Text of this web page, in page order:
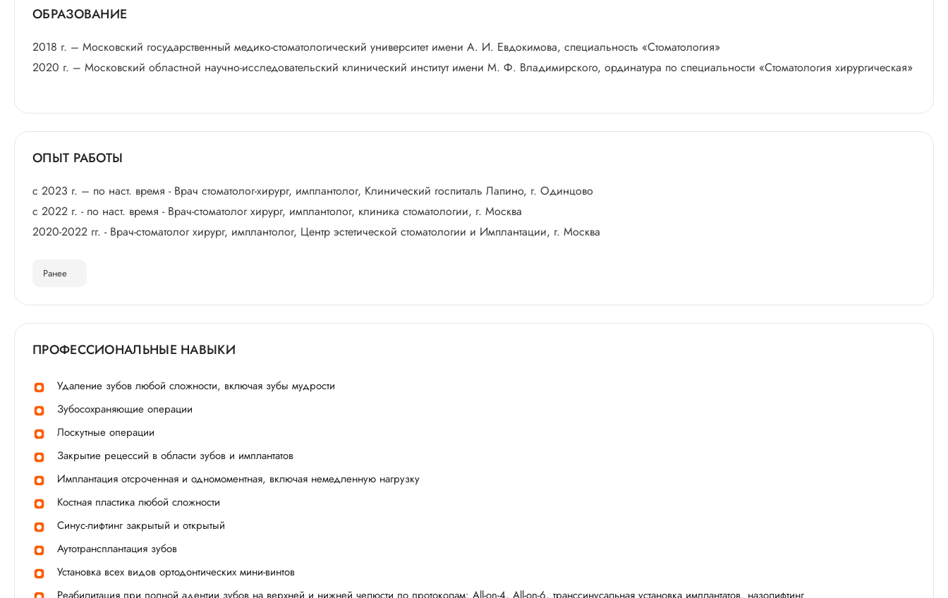
ОБРАЗОВАНИЕ
2018 г. – Московский государственный медико-стоматологический университет имени А. И. Евдокимова, специальность «Стоматология»
2020 г. – Московский областной научно-исследовательский клинический институт имени М. Ф. Владимирского, ординатура по специальности «Стоматология хирургическая»
ОПЫТ РАБОТЫ
с 2023 г. – по наст. время - Врач стоматолог-хирург, имплантолог, Клинический госпиталь Лапино, г. Одинцово
с 2022 г. - по наст. время - Врач-стоматолог хирург, имплантолог, клиника стоматологии, г. Москва
2020-2022 гг. - Врач-стоматолог хирург, имплантолог, Центр эстетической стоматологии и Имплантации, г. Москва
Ранее
ПРОФЕССИОНАЛЬНЫЕ НАВЫКИ
Удаление зубов любой сложности, включая зубы мудрости
Зубосохраняющие операции
Лоскутные операции
Закрытие рецессий в области зубов и имплантатов
Имплантация отсроченная и одномоментная, включая немедленную нагрузку
Костная пластика любой сложности
Синус-лифтинг закрытый и открытый
Аутотрансплантация зубов
Установка всех видов ортодонтических мини-винтов